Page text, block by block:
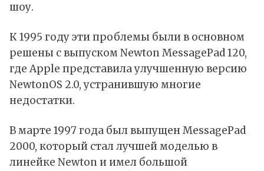
шоу.
К 1995 году эти проблемы были в основном
решены с выпуском Newton MessagePad 120,
где Apple представила улучшенную версию
NewtonOS 2.0, устранившую многие
недостатки.
В марте 1997 года был выпущен MessagePad
2000, который стал лучшей моделью в
линейке Newton и имел большой